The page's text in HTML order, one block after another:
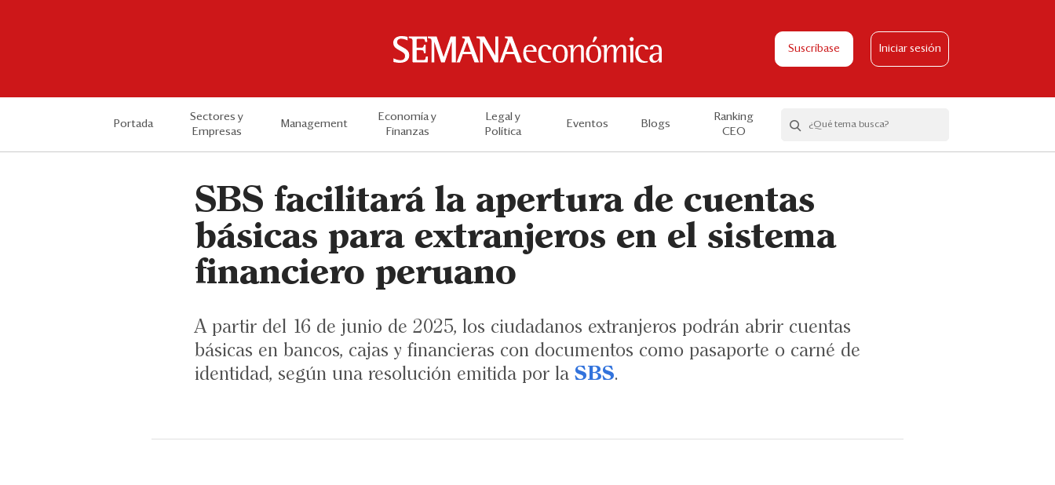
Suscríbase Iniciar sesión
Portada
Sectores y
Empresas
Management
Economía y
Finanzas
Legal y
Política
Eventos Blogs
Ranking
CEO
SBS facilitará la apertura de cuentas
básicas para extranjeros en el sistema
financiero peruano
A partir del 16 de junio de 2025, los ciudadanos extranjeros podrán abrir cuentas
básicas en bancos, cajas y financieras con documentos como pasaporte o carné de
identidad, según una resolución emitida por la SBS.